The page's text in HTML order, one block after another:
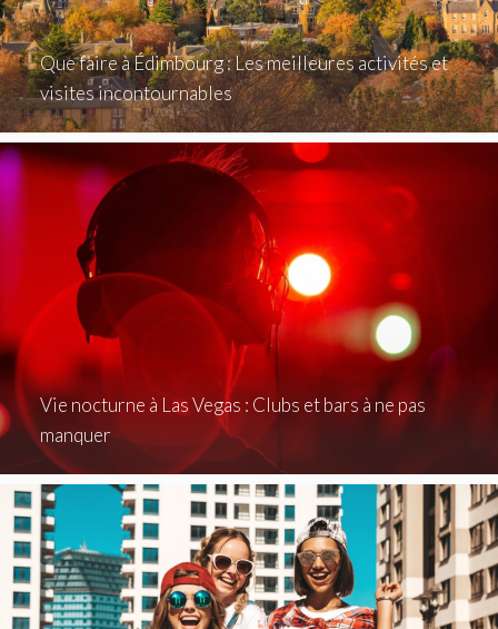
Que faire à Édimbourg : Les meilleures activités et
visites incontournables
Vie nocturne à Las Vegas : Clubs et bars à ne pas
manquer